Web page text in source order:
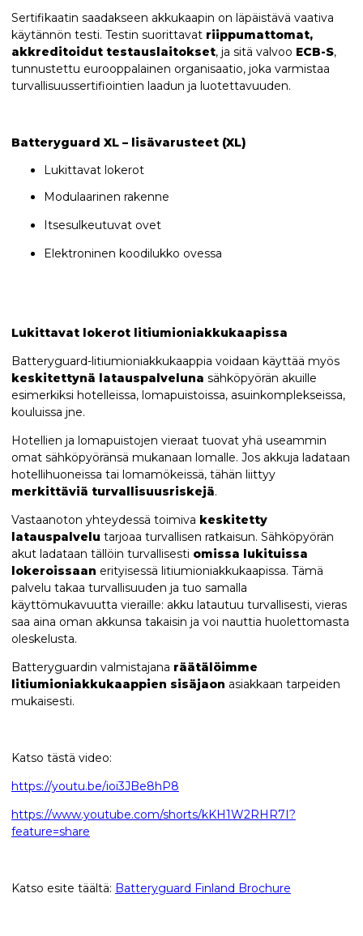
Sertifikaatin saadakseen akkukaapin on läpäistävä vaativa
käytännön testi. Testin suorittavat riippumattomat,
akkreditoidut testauslaitokset, ja sitä valvoo ECB-S,
tunnustettu eurooppalainen organisaatio, joka varmistaa
turvallisuussertifiointien laadun ja luotettavuuden.
Batteryguard XL – lisävarusteet (XL)
Lukittavat lokerot
Modulaarinen rakenne
Itsesulkeutuvat ovet
Elektroninen koodilukko ovessa
Lukittavat lokerot litiumioniakkukaapissa
Batteryguard-litiumioniakkukaappia voidaan käyttää myös
keskitettynä latauspalveluna sähköpyörän akuille
esimerkiksi hotelleissa, lomapuistoissa, asuinkomplekseissa,
kouluissa jne.
Hotellien ja lomapuistojen vieraat tuovat yhä useammin
omat sähköpyöränsä mukanaan lomalle. Jos akkuja ladataan
hotellihuoneissa tai lomamökeissä, tähän liittyy
merkittäviä turvallisuusriskejä.
Vastaanoton yhteydessä toimiva keskitetty
latauspalvelu tarjoaa turvallisen ratkaisun. Sähköpyörän
akut ladataan tällöin turvallisesti omissa lukituissa
lokeroissaan erityisessä litiumioniakkukaapissa. Tämä
palvelu takaa turvallisuuden ja tuo samalla
käyttömukavuutta vieraille: akku latautuu turvallisesti, vieras
saa aina oman akkunsa takaisin ja voi nauttia huolettomasta
oleskelusta.
Batteryguardin valmistajana räätälöimme
litiumioniakkukaappien sisäjaon asiakkaan tarpeiden
mukaisesti.
Katso tästä video:
https://youtu.be/ioi3JBe8hP8
https://www.youtube.com/shorts/kKH1W2RHR7I?
feature=share
Katso esite täältä: Batteryguard Finland Brochure